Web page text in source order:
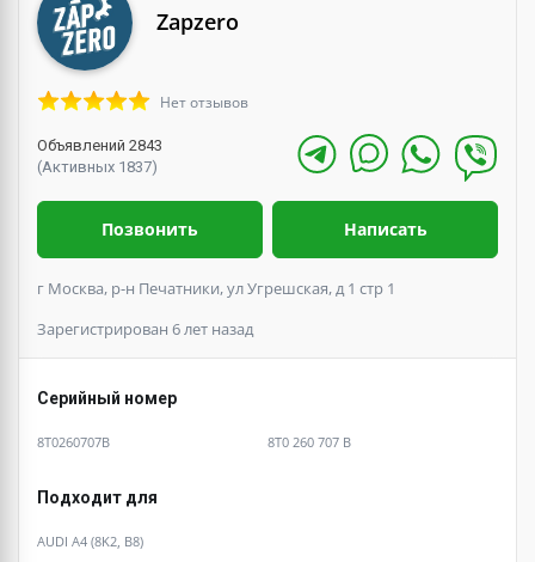
Zapzero
Нет отзывов
Объявлений 2843
(Активных 1837)
Позвонить Написать
г Москва, р-н Печатники, ул Угрешская, д 1 стр 1
Зарегистрирован 6 лет назад
Серийный номер
8T0260707B 8T0 260 707 B
Подходит для
AUDI A4 (8K2, B8)